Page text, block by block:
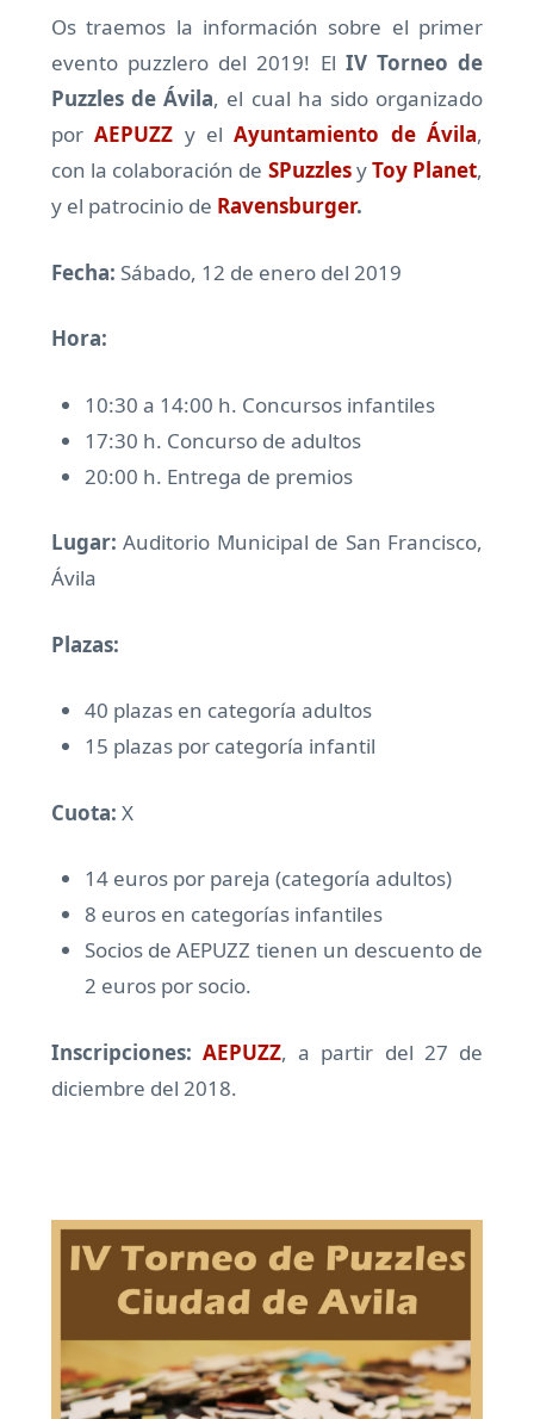
Os traemos la información sobre el primer
evento puzzlero del 2019! El IV Torneo de
Puzzles de Ávila, el cual ha sido organizado
porAEPUZZ y elAyuntamiento de Ávila,
con la colaboración de SPuzzlesyToy Planet,
y el patrocinio de Ravensburger.
Fecha: Sábado, 12 de enero del 2019
Hora:
10:30 a 14:00 h. Concursos infantiles
17:30 h. Concurso de adultos
20:00 h. Entrega de premios
Lugar: Auditorio Municipal de San Francisco,
Ávila
Plazas:
40 plazas en categoría adultos
15 plazas por categoría infantil
Cuota: X
14 euros por pareja (categoría adultos)
8 euros en categorías infantiles
Socios de AEPUZZ tienen un descuento de
2 euros por socio.
Inscripciones: AEPUZZ, a partir del 27 de
diciembre del 2018.